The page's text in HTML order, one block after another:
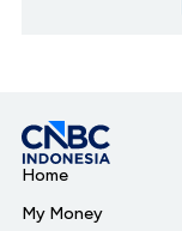
Home
My Money